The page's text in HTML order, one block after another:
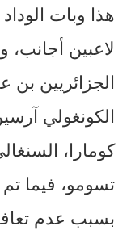
لاعبين أجانب،
الجزائريين بن
الكونغولي
كومارا،
تسومو، فيما تم
بسبب عدم